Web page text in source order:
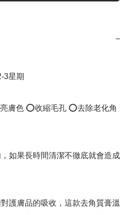
−
3星期
膚色 ⭕收縮毛孔 ⭕去除老化角
如果長時間清潔不徹底就會造成
護膚品的吸收，這款去角質膏溫